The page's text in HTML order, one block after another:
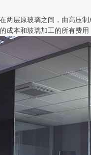
两层原玻璃之间，由高压
成本和玻璃加工的所有费用